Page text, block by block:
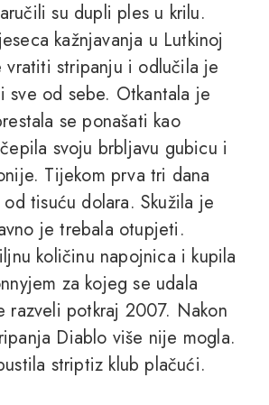
su dupli ples u krilu.
kažnjavanja u Lutkinoj
vratiti stripanju i odlučila je
sve od sebe. Otkantala je
se ponašati kao
svoju brbljavu gubicu i
Tijekom prva tri dana
tisuću dolara. Skužila je
je trebala otupjeti.
količinu napojnica i kupila
za kojeg se udala
razveli potkraj 2007. Nakon
Diablo više nije mogla.
striptiz klub plačući.